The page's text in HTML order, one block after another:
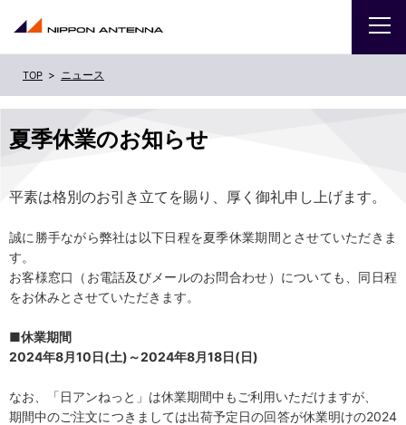
夏季休業のお知らせ
平素は格別のお引き立てを賜り、厚く御礼申し上げます。
誠に勝手ながら弊社は以下日程を夏季休業期間とさせていただきま
す。
お客様窓口（お電話及びメールのお問合わせ）についても、同日程
をお休みとさせていただきます。
■休業期間
2024年8月10日(土)～2024年8月18日(日)
なお、「日アンねっと」は休業期間中もご利用いただけますが、
期間中のご注文につきましては出荷予定日の回答が休業明けの2024
ニュース
IR
採用
商品・サービス
お問い合わせ
サイトマップ